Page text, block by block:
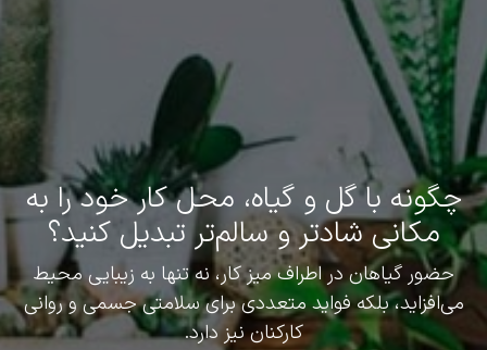
چگونه با گل و گیاه، محل کار خود را به
مکانی شادتر و سالم‌تر تبدیل کنید؟
حضور گیاهان در اطراف میز کار، نه تنها به زیبایی محیط
می‌افزاید، بلکه فواید متعددی برای سلامتی جسمی و روانی
کارکنان نیز دارد.